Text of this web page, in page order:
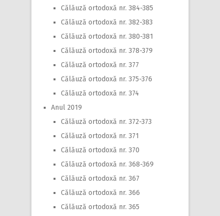
Călăuză ortodoxă nr. 384-385
Călăuză ortodoxă nr. 382-383
Călăuză ortodoxă nr. 380-381
Călăuză ortodoxă nr. 378-379
Călăuză ortodoxă nr. 377
Călăuză ortodoxă nr. 375-376
Călăuză ortodoxă nr. 374
Anul 2019
Călăuză ortodoxă nr. 372-373
Călăuză ortodoxă nr. 371
Călăuză ortodoxă nr. 370
Călăuză ortodoxă nr. 368-369
Călăuză ortodoxă nr. 367
Călăuză ortodoxă nr. 366
Călăuză ortodoxă nr. 365